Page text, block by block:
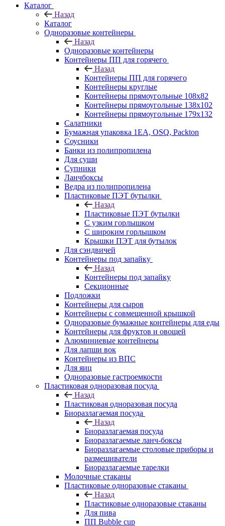
Каталог
Назад
Каталог
Одноразовые контейнеры
Назад
Одноразовые контейнеры
Контейнеры ПП для горячего
Назад
Контейнеры ПП для горячего
Контейнеры круглые
Контейнеры прямоугольные 108х82
Контейнеры прямоугольные 138х102
Контейнеры прямоугольные 179х132
Салатники
Бумажная упаковка 1ЕА, OSQ, Packton
Соусники
Банки из полипропилена
Для суши
Супники
Ланчбоксы
Ведра из полипропилена
Пластиковые ПЭТ бутылки
Назад
Пластиковые ПЭТ бутылки
С узким горлышком
С широким горлышком
Крышки ПЭТ для бутылок
Для сэндвичей
Контейнеры под запайку
Назад
Контейнеры под запайку
Секционные
Подложки
Контейнеры для сыров
Контейнеры с совмещенной крышкой
Одноразовые бумажные контейнеры для еды
Контейнеры для фруктов и овощей
Алюминиевые контейнеры
Для лапши вок
Контейнеры из ВПС
Для яиц
Одноразовые гастроемкости
Пластиковая одноразовая посуда
Назад
Пластиковая одноразовая посуда
Биоразлагаемая посуда
Назад
Биоразлагаемая посуда
Биоразлагаемые ланч-боксы
Биоразлагаемые столовые приборы и
размешиватели
Биоразлагаемые тарелки
Молочные стаканы
Пластиковые одноразовые стаканы
Назад
Пластиковые одноразовые стаканы
Для пива
ПП Bubble cup